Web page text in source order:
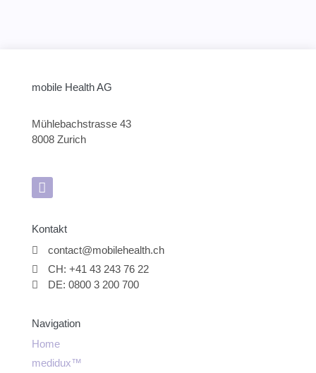
mobile Health AG
Mühlebachstrasse 43
8008 Zurich
Kontakt
contact@mobilehealth.ch
CH: +41 43 243 76 22
DE: 0800 3 200 700
Navigation
Home
medidux™